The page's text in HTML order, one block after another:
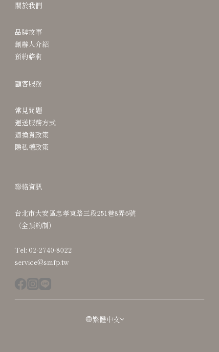
關於我們
品牌故事
創辦人介紹
預約諮詢
顧客服務
常見問題
運送服務方式
退換貨政策
隱私權政策
聯絡資訊
台北市大安區忠孝東路三段251巷8弄6號
（全預約制）
Tel: 02-2740-8022
service@smfp.tw
繁體中文